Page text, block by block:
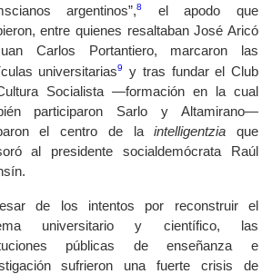
argentinos”,8
el apodo que
entre quienes resaltaban José Aricó
Carlos Portantiero, marcaron las
universitarias9
y tras fundar el Club
Socialista —formación en la cual
participaron Sarlo y Altamirano—
el centro de laintelligentzia que
al presidente socialdemócrata Raúl
de los intentos por reconstruir el
universitario y científico, las
públicas de enseñanza e
sufrieron una fuerte crisis de